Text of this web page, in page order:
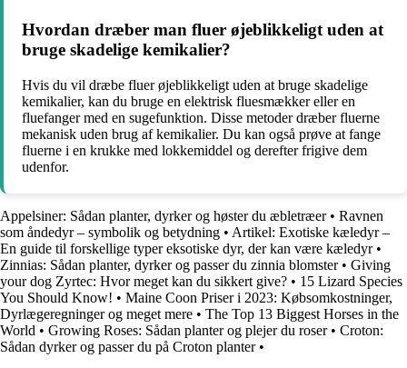
Hvordan dræber man fluer øjeblikkeligt uden at
bruge skadelige kemikalier?
Hvis du vil dræbe fluer øjeblikkeligt uden at bruge skadelige
kemikalier, kan du bruge en elektrisk fluesmækker eller en
fluefanger med en sugefunktion. Disse metoder dræber fluerne
mekanisk uden brug af kemikalier. Du kan også prøve at fange
fluerne i en krukke med lokkemiddel og derefter frigive dem
udenfor.
Appelsiner: Sådan planter, dyrker og høster du æbletræer• Ravnen
som åndedyr – symbolik og betydning • Artikel: Exotiske kæledyr –
En guide til forskellige typer eksotiske dyr, der kan være kæledyr•
Zinnias: Sådan planter, dyrker og passer du zinnia blomster• Giving
your dog Zyrtec: Hvor meget kan du sikkert give? • 15 Lizard Species
You Should Know! • Maine Coon Priser i 2023: Købsomkostninger,
Dyrlægeregninger og meget mere • The Top 13 Biggest Horses in the
World • Growing Roses: Sådan planter og plejer du roser• Croton:
Sådan dyrker og passer du på Croton planter•